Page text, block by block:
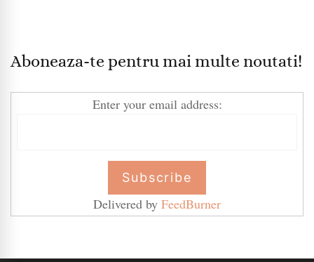
Aboneaza-te pentru mai multe noutati!
Enter your email address:
Delivered by FeedBurner